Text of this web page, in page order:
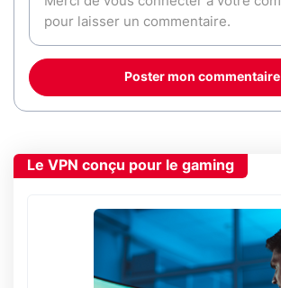
Poster mon commentaire
Le VPN conçu pour le gaming